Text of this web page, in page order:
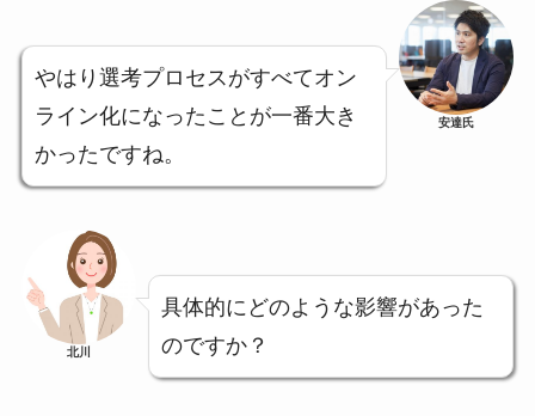
やはり選考プロセスがすべてオン
ライン化になったことが一番大き
かったですね。
安達氏
北川
具体的にどのような影響があった
のですか？